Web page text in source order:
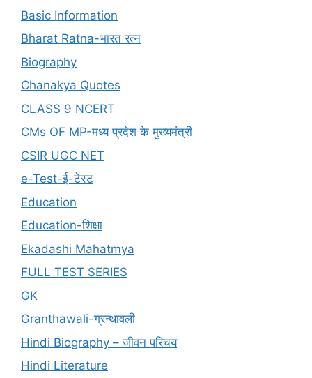
Basic Information
Bharat Ratna-भारत रत्न
Biography
Chanakya Quotes
CLASS 9 NCERT
CMs OF MP-मध्य प्रदेश के मुख्यमंत्री
CSIR UGC NET
e-Test-ई-टेस्ट
Education
Education-शिक्षा
Ekadashi Mahatmya
FULL TEST SERIES
GK
Granthawali-ग्रन्थावली
Hindi Biography – जीवन परिचय
Hindi Literature